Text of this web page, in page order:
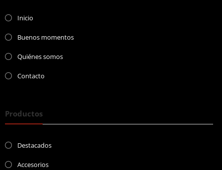
Inicio
Buenos momentos
Quiénes somos
Contacto
Productos
Destacados
Accesorios